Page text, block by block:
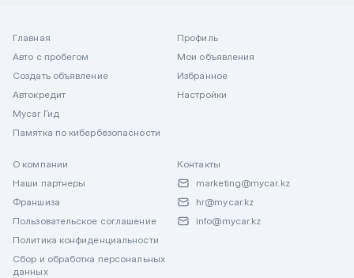
Главная
Авто с пробегом
Создать объявление
Автокредит
Mycar Гид
Памятка по кибербезопасности
Профиль
Мои объявления
Избранное
Настройки
О компании
Наши партнеры
Франшиза
Пользовательское соглашение
Политика конфиденциальности
Сбор и обработка персональных
данных
Контакты
marketing@mycar.kz
hr@mycar.kz
info@mycar.kz